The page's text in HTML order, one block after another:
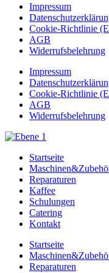
Impressum
Cookie-Richtlinie
AGB
Widerrufsbelehrung
Impressum
Cookie-Richtlinie
AGB
Widerrufsbelehrung
Startseite
Reparaturen
Kaffee
Schulungen
Catering
Kontakt
Startseite
Reparaturen